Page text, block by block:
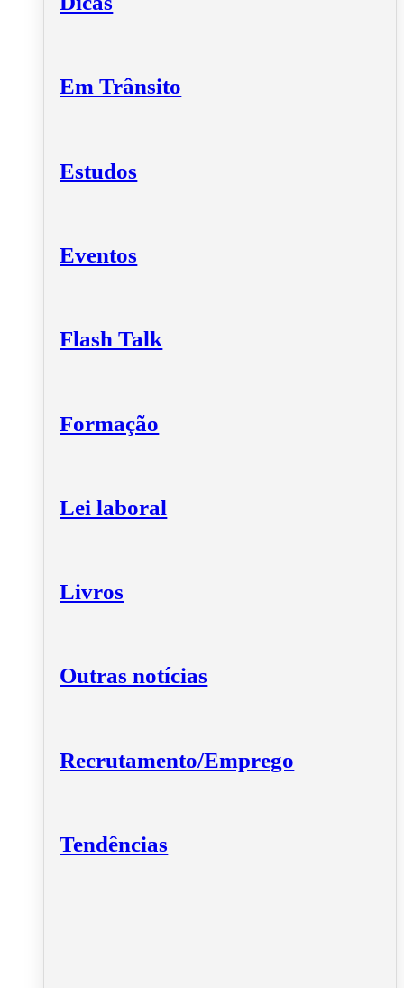
Em Trânsito
Estudos
Eventos
Flash Talk
Formação
Lei laboral
Livros
Outras notícias
Recrutamento/Emprego
Tendências